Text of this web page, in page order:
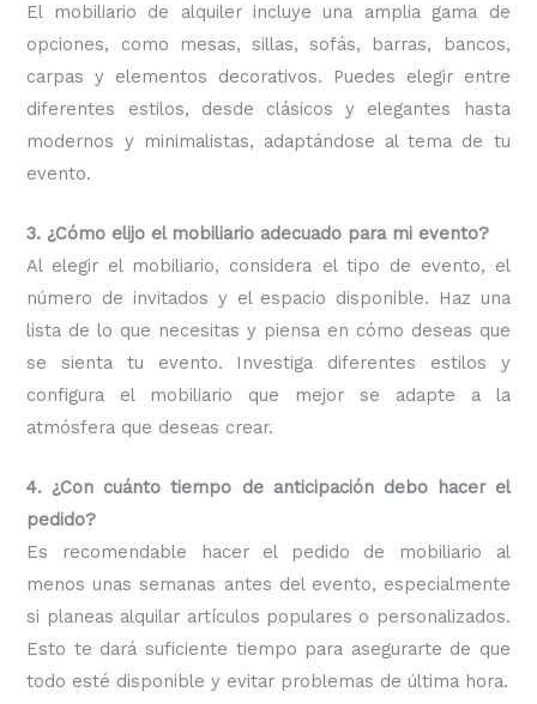
El mobiliario de alquiler incluye una amplia gama de
opciones, como mesas, sillas, sofás, barras, bancos,
carpas y elementos decorativos. Puedes elegir entre
diferentes estilos, desde clásicos y elegantes hasta
modernos y minimalistas, adaptándose al tema de tu
evento.
3. ¿Cómo elijo el mobiliario adecuado para mi evento?
Al elegir el mobiliario, considera el tipo de evento, el
número de invitados y el espacio disponible. Haz una
lista de lo que necesitas y piensa en cómo deseas que
se sienta tu evento. Investiga diferentes estilos y
configura el mobiliario que mejor se adapte a la
atmósfera que deseas crear.
4. ¿Con cuánto tiempo de anticipación debo hacer el
pedido?
Es recomendable hacer el pedido de mobiliario al
menos unas semanas antes del evento, especialmente
si planeas alquilar artículos populares o personalizados.
Esto te dará suficiente tiempo para asegurarte de que
todo esté disponible y evitar problemas de última hora.